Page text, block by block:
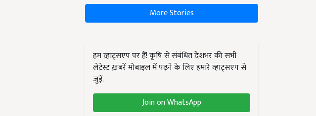
More Stories
हम व्हाट्सएप पर हैं! कृषि से संबंधित देशभर की सभी
लेटेस्ट ख़बरें मोबाइल में पढ़ने के लिए हमारे व्हाट्सएप से
जुड़ें.
Join on WhatsApp